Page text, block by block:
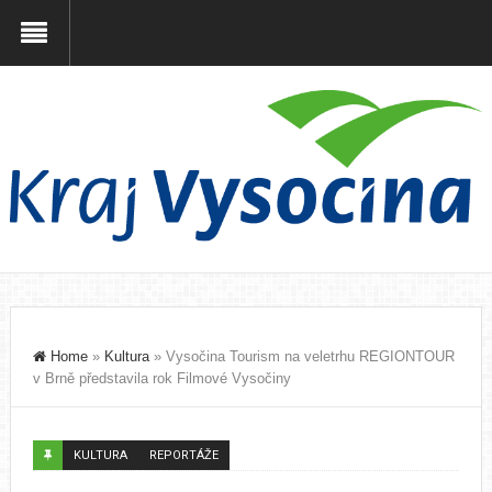
Home» Kultura» Vysočina Tourism na veletrhu REGIONTOUR
v Brně představila rok Filmové Vysočiny
KULTURA REPORTÁŽE